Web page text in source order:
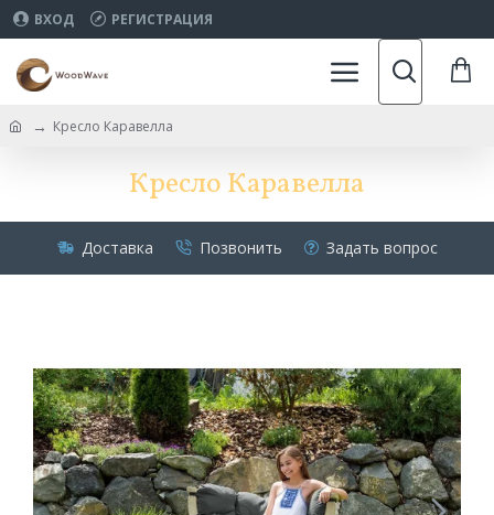
ВХОД РЕГИСТРАЦИЯ
Кресло Каравелла
Кресло Каравелла
Доставка Позвонить Задать вопрос